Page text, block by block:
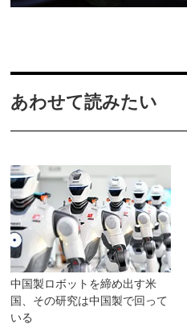
あわせて読みたい
中国製ロボットを締め出す米
国、その研究は中国製で回って
いる